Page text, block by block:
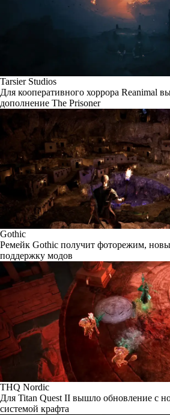
Tarsier Studios
Для кооперативного хоррора Reanimal
дополнение The Prisoner
Gothic
Ремейк Gothic получит фоторежим,
поддержку модов
THQ Nordic
Для Titan Quest II вышло обновление с
системой крафта